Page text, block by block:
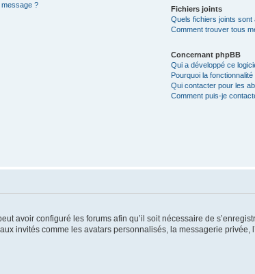
message ?
Fichiers joints
Quels fichiers joints
Comment trouver tous
Concernant phpBB
Qui a développé ce
Pourquoi la
Qui contacter pour les
Comment puis-je
avoir configuré les forums afin qu’il soit nécessaire de
invités comme les avatars personnalisés, la messagerie privée,